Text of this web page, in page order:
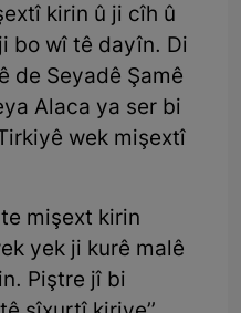
kirin û ji cîh û
bo wî tê dayîn. Di
de Seyadê Şamê
Alaca ya ser bi
wek mişextî
mişext kirin
yek ji kurê malê
Piştre jî bi